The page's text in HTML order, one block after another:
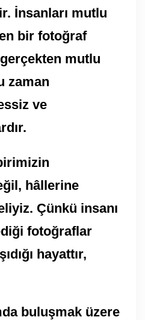
İnsanları mutlu
bir fotoğraf
mutlu
zaman
ve
hâllerine
Çünkü insanı
fotoğraflar
hayattır,
buluşmak üzere